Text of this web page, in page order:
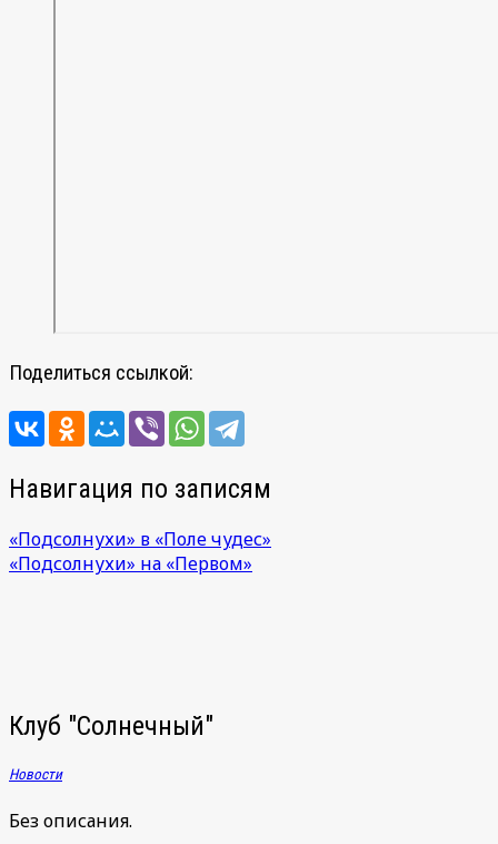
Поделиться ссылкой:
Навигация по записям
«Подсолнухи» в «Поле чудес»
«Подсолнухи» на «Первом»
Клуб "Солнечный"
Новости
Без описания.